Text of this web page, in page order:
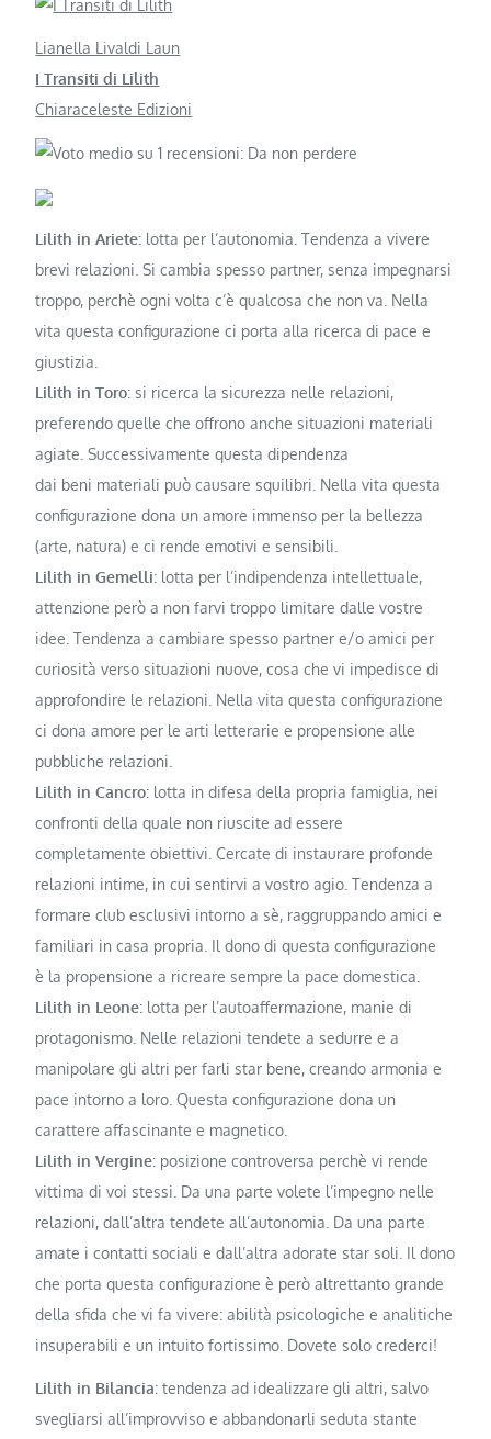
Lianella Livaldi Laun
I Transiti di Lilith
Chiaraceleste Edizioni
Lilith in Ariete: lotta per l’autonomia. Tendenza a vivere
brevi relazioni. Si cambia spesso partner, senza impegnarsi
troppo, perchè ogni volta c’è qualcosa che non va. Nella
vita questa configurazione ci porta alla ricerca di pace e
giustizia.
Lilith in Toro: si ricerca la sicurezza nelle relazioni,
preferendo quelle che offrono anche situazioni materiali
agiate. Successivamente questa dipendenza
dai beni materiali può causare squilibri. Nella vita questa
configurazione dona un amore immenso per la bellezza
(arte, natura) e ci rende emotivi e sensibili.
Lilith in Gemelli: lotta per l’indipendenza intellettuale,
attenzione però a non farvi troppo limitare dalle vostre
idee. Tendenza a cambiare spesso partner e/o amici per
curiosità verso situazioni nuove, cosa che vi impedisce di
approfondire le relazioni. Nella vita questa configurazione
ci dona amore per le arti letterarie e propensione alle
pubbliche relazioni.
Lilith in Cancro: lotta in difesa della propria famiglia, nei
confronti della quale non riuscite ad essere
completamente obiettivi. Cercate di instaurare profonde
relazioni intime, in cui sentirvi a vostro agio. Tendenza a
formare club esclusivi intorno a sè, raggruppando amici e
familiari in casa propria. Il dono di questa configurazione
è la propensione a ricreare sempre la pace domestica.
Lilith in Leone: lotta per l’autoaffermazione, manie di
protagonismo. Nelle relazioni tendete a sedurre e a
manipolare gli altri per farli star bene, creando armonia e
pace intorno a loro. Questa configurazione dona un
carattere affascinante e magnetico.
Lilith in Vergine: posizione controversa perchè vi rende
vittima di voi stessi. Da una parte volete l’impegno nelle
relazioni, dall’altra tendete all’autonomia. Da una parte
amate i contatti sociali e dall’altra adorate star soli. Il dono
che porta questa configurazione è però altrettanto grande
della sfida che vi fa vivere: abilità psicologiche e analitiche
insuperabili e un intuito fortissimo. Dovete solo crederci!
Lilith in Bilancia: tendenza ad idealizzare gli altri, salvo
svegliarsi all’improvviso e abbandonarli seduta stante